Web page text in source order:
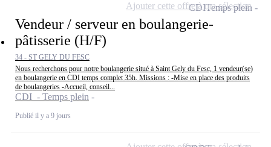
Vendeur / serveur en boulangerie-
pâtisserie (H/F)
34 - ST GELY DU FESC
Nous recherchons pour notre boulangerie situé à Saint Gely du Fesc, 1 vendeur(se)
en boulangerie en CDI temps complet 35h. Missions : -Mise en place des produits
de boulangeries -Accueil, conseil...
CDI - Temps plein
Publié il y a 9 jours
CDITemps plein
Ajouter cette offre à ma sélection